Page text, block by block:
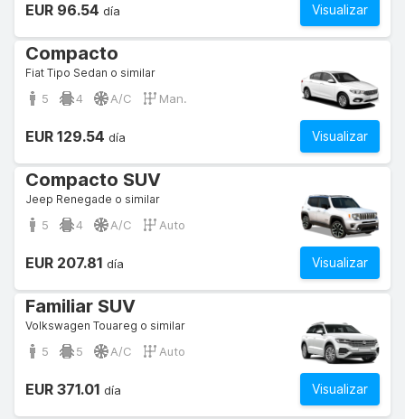
Visualizar
EUR 96.54 día
Compacto
Fiat Tipo Sedan o similar
5 4 A/C Man.
Visualizar
EUR 129.54 día
Compacto SUV
Jeep Renegade o similar
5 4 A/C Auto
Visualizar
EUR 207.81 día
Familiar SUV
Volkswagen Touareg o similar
5 5 A/C Auto
Visualizar
EUR 371.01 día